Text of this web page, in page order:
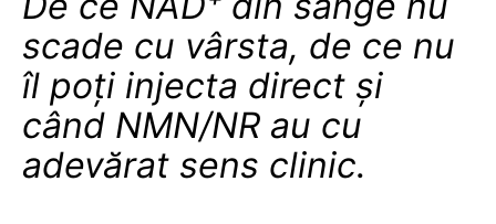
scade cu vârsta, de ce nu
îl poți injecta direct şi
când NMN/NR au cu
adevărat sens clinic.